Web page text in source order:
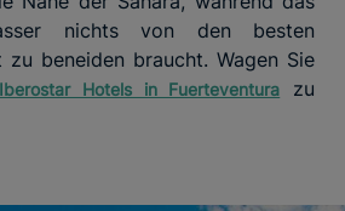
nichts von den besten
zu beneiden braucht. Wagen Sie
Iberostar Hotels in Fuerteventura
zu